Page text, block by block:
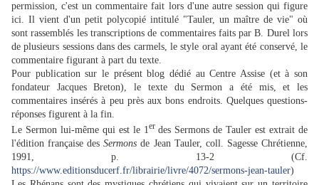
permission, c'est un commentaire fait lors d'une autre session qui figure
ici. Il vient d'un petit polycopié intitulé "Tauler, un maître de vie" où
sont rassemblés les transcriptions de commentaires faits par B. Durel lors
de plusieurs sessions dans des carmels, le style oral ayant été conservé, le
commentaire figurant à part du texte.
Pour publication sur le présent blog dédié au Centre Assise (et à son
fondateur Jacques Breton), le texte du Sermon a été mis, et les
commentaires insérés à peu près aux bons endroits. Quelques questions-
réponses figurent à la fin.
Le Sermon lui-même qui est le 1 er des Sermons de Tauler est extrait de
l'édition française desSermons de Jean Tauler, coll. Sagesse Chrétienne,
1991, p. 13-2 (Cf.
https://www.editionsducerf.fr/librairie/livre/4072/sermons-jean-tauler)